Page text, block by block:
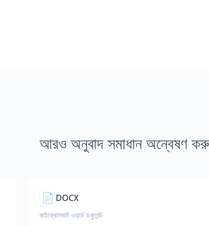
আরও অনুবাদ সমাধান অন্বেষণ
📄 DOCX
মাইক্রোসফট ওয়ার্ড ডকুমেন্ট